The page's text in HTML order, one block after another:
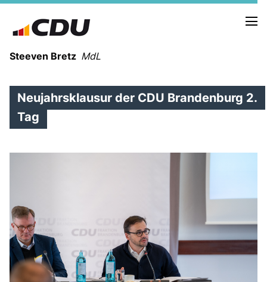
Steeven Bretz MdL
MEIN WAHLKREIS
ZIELE
Redebeiträge
Anträge CDU
Neujahrsklausur der CDU Brandenburg 2.
Tag